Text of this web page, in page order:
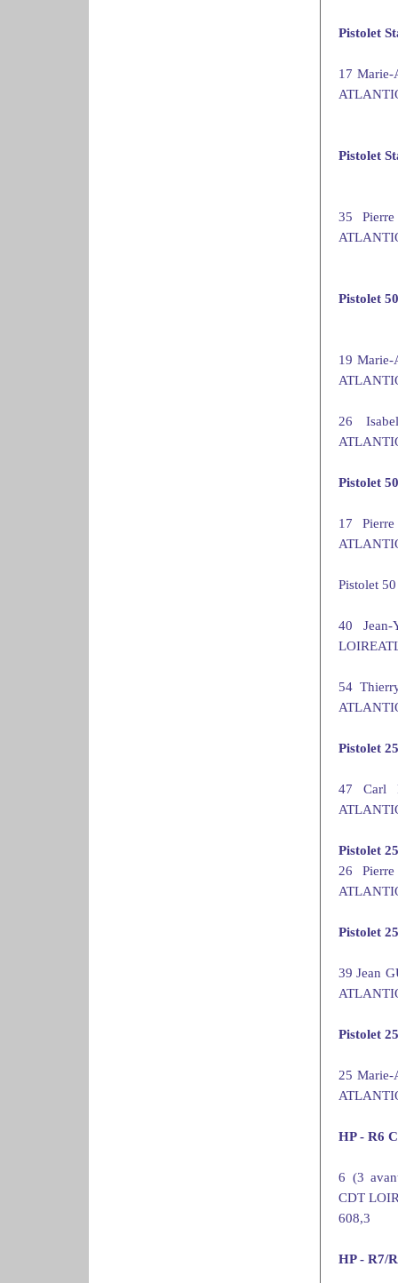
Pistolet
17 Marie-
Pistolet
35
Pistolet
19 Marie-
26
Pistolet
17
Pistolet
40
54
Pistolet
47 Carl
Pistolet
26
Pistolet
39 Jean
Pistolet
25 Marie-
HP - R6
6 (3
CDT
608,3
HP - R7/